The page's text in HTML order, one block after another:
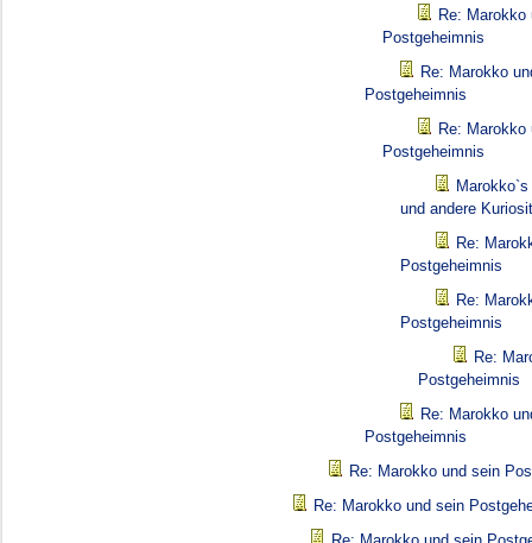
Re: Marokko
Postgeheimnis
Re: Marokko
Postgeheimnis
Re: Marokko
Postgeheimnis
und andere
Re:
Postgeheimnis
Re:
Postgeheimnis
Re:
Postgeheimnis
Re: Marokko
Postgeheimnis
Re: Marokko und sein
Re: Marokko und sein